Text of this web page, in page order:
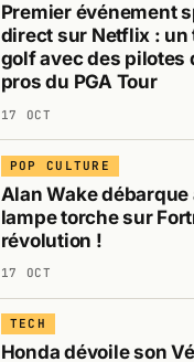
Premier événement
direct sur Netflix : un
golf avec des pilotes
pros du PGA Tour
17 OCT
POP CULTURE
Alan Wake débarque
lampe torche sur
révolution !
17 OCT
TECH
Honda dévoile son